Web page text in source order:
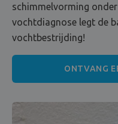
schimmelvorming
vochtdiagnose legt de
vochtbestrijding!
ONTVANG